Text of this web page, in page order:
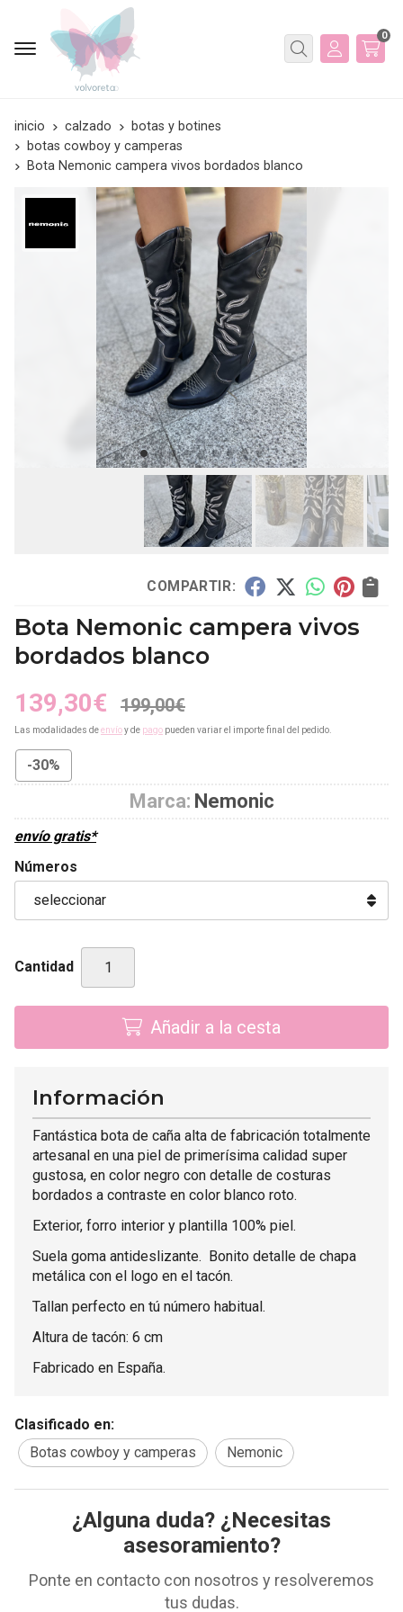
Buscar
0
inicio calzado
botas y botines
botas cowboy y camperas
Bota Nemonic campera vivos bordados blanco
COMPARTIR:
Bota Nemonic campera vivos
bordados blanco
139,30€ 199,00€
Las modalidades deenvíoy de pago pueden variar el importe final del pedido.
-30%
Marca: Nemonic
envío gratis*
Números
Cantidad
Añadir a la cesta
Información
Fantástica bota de caña alta de fabricación totalmente
artesanal en una piel de primerísima calidad super
gustosa, en color negro con detalle de costuras
bordados a contraste en color blanco roto.
Exterior, forro interior y plantilla 100% piel.
Suela goma antideslizante. Bonito detalle de chapa
metálica con el logo en el tacón.
Tallan perfecto en tú número habitual.
Altura de tacón: 6 cm
Fabricado en España.
Clasificado en:
Botas cowboy y camperas
Nemonic
¿Alguna duda? ¿Necesitas
asesoramiento?
Ponte en contacto con nosotros y resolveremos
tus dudas.